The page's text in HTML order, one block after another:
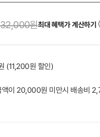
32,000원최대 혜택가 계산하기
(11,200원 할인)
액이 20,000원 미만시 배송비